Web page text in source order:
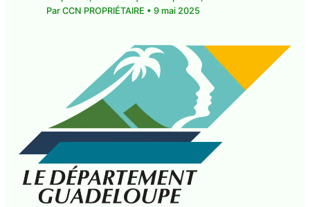
mai 2025